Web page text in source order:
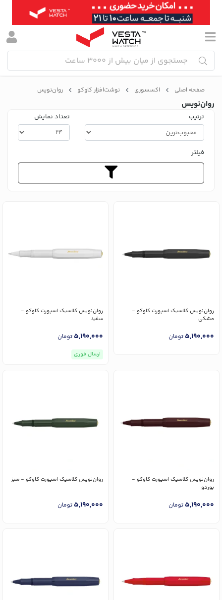
صفحه اصلی اکسسوری نوشت‌افزار کاوکو روان‌نویس
روان‌نویس
ترتیب تعداد نمایش
فیلتر
روان‌نویس کلاسیک اسپورت کاوکو -
مشکی
5,190,000تومان
روان‌نویس کلاسیک اسپورت کاوکو -
سفید
5,190,000تومان
ارسال فوری
روان‌نویس کلاسیک اسپورت کاوکو -
بوردو
5,190,000تومان
روان‌نویس کلاسیک اسپورت کاوکو - سبز
5,190,000تومان